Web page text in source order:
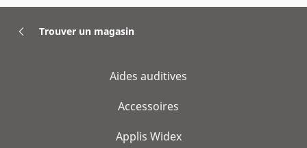
Trouver un magasin
Aides auditives
Accessoires
Applis Widex